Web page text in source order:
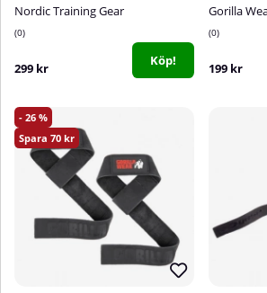
Nordic Training Gear
0
299 kr Köp!
Gorilla
0
199 kr
26
70